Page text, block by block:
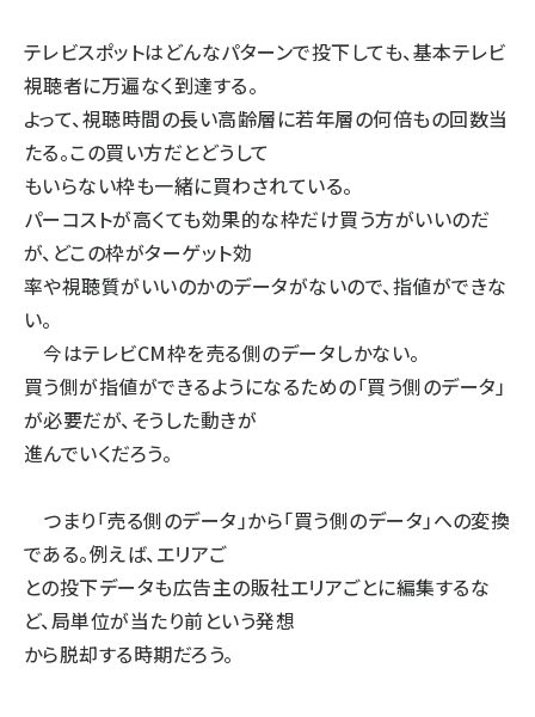
テレビスポットはどんなパターンで投下しても、基本テレビ
視聴者に万遍なく到達する。
よって、視聴時間の長い高齢層に若年層の何倍もの回数当
たる。この買い方だとどうして
もいらない枠も一緒に買わされている。
パーコストが高くても効果的な枠だけ買う方がいいのだ
が、どこの枠がターゲット効
率や視聴質がいいのかのデータがないので、指値ができな
い。
今はテレビCM枠を売る側のデータしかない。
買う側が指値ができるようになるための「買う側のデータ」
が必要だが、そうした動きが
進んでいくだろう。
つまり「売る側のデータ」から「買う側のデータ」への変換
である。例えば、エリアご
との投下データも広告主の販社エリアごとに編集するな
ど、局単位が当たり前という発想
から脱却する時期だろう。